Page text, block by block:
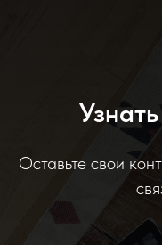
Оставьте свои